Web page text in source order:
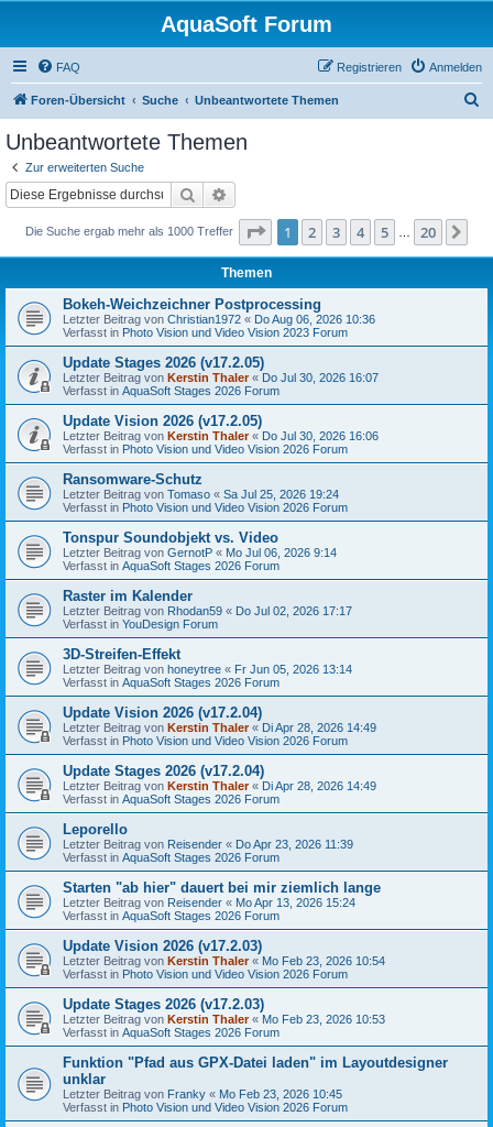
AquaSoft Forum
FAQ Anmelden
Registrieren
Foren-Übersicht Suche Unbeantwortete Themen
Unbeantwortete Themen
Zur erweiterten Suche
Suche
Die Suche ergab mehr als 1000 Treffer Seite 1von 20
1 2 3 4 5 20
Themen
Bokeh-Weichzeichner Postprocessing
Letzter Beitrag von Christian1972 « Do Aug 06, 2026 10:36
Verfasst in Photo Vision und Video Vision 2023 Forum
Update Stages 2026 (v17.2.05)
Letzter Beitrag von Kerstin Thaler« Do Jul 30, 2026 16:07
Verfasst in AquaSoft Stages 2026 Forum
Update Vision 2026 (v17.2.05)
Letzter Beitrag von Kerstin Thaler« Do Jul 30, 2026 16:06
Verfasst in Photo Vision und Video Vision 2026 Forum
Ransomware-Schutz
Letzter Beitrag von Tomaso « Sa Jul 25, 2026 19:24
Verfasst in Photo Vision und Video Vision 2026 Forum
Tonspur Soundobjekt vs. Video
Letzter Beitrag von GernotP « Mo Jul 06, 2026 9:14
Verfasst in AquaSoft Stages 2026 Forum
Raster im Kalender
Letzter Beitrag von Rhodan59 « Do Jul 02, 2026 17:17
Verfasst in YouDesign Forum
3D-Streifen-Effekt
Letzter Beitrag von honeytree « Fr Jun 05, 2026 13:14
Verfasst in AquaSoft Stages 2026 Forum
Update Vision 2026 (v17.2.04)
Letzter Beitrag von Kerstin Thaler« Di Apr 28, 2026 14:49
Verfasst in Photo Vision und Video Vision 2026 Forum
Update Stages 2026 (v17.2.04)
Letzter Beitrag von Kerstin Thaler« Di Apr 28, 2026 14:49
Verfasst in AquaSoft Stages 2026 Forum
Leporello
Letzter Beitrag von Reisender « Do Apr 23, 2026 11:39
Verfasst in AquaSoft Stages 2026 Forum
Starten "ab hier" dauert bei mir ziemlich lange
Letzter Beitrag von Reisender « Mo Apr 13, 2026 15:24
Verfasst in AquaSoft Stages 2026 Forum
Update Vision 2026 (v17.2.03)
Letzter Beitrag von Kerstin Thaler« Mo Feb 23, 2026 10:54
Verfasst in Photo Vision und Video Vision 2026 Forum
Update Stages 2026 (v17.2.03)
Letzter Beitrag von Kerstin Thaler« Mo Feb 23, 2026 10:53
Verfasst in AquaSoft Stages 2026 Forum
Funktion "Pfad aus GPX-Datei laden" im Layoutdesigner
unklar
Letzter Beitrag von Franky « Mo Feb 23, 2026 10:45
Verfasst in Photo Vision und Video Vision 2026 Forum